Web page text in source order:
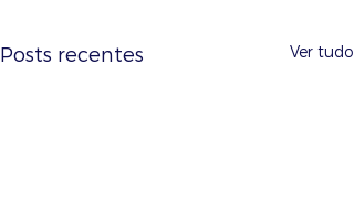
Posts recentes Ver tudo